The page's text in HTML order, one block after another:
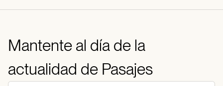
Mantente al día de la
actualidad de Pasajes